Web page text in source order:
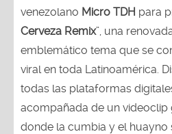
venezolano Micro TDH para
Cerveza Remix”, una
emblemático tema que se
viral en toda Latinoamérica.
todas las plataformas
acompañada de un videoclip
donde la cumbia y el huayno